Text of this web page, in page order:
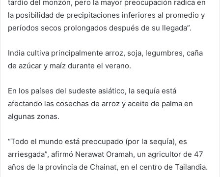
tardío del monzón, pero la mayor preocupación radica en
la posibilidad de precipitaciones inferiores al promedio y
períodos secos prolongados después de su llegada”.
India cultiva principalmente arroz, soja, legumbres, caña
de azúcar y maíz durante el verano.
En los países del sudeste asiático, la sequía está
afectando las cosechas de arroz y aceite de palma en
algunas zonas.
“Todo el mundo está preocupado (por la sequía), es
arriesgada”, afirmó Nerawat Oramah, un agricultor de 47
años de la provincia de Chainat, en el centro de Tailandia.